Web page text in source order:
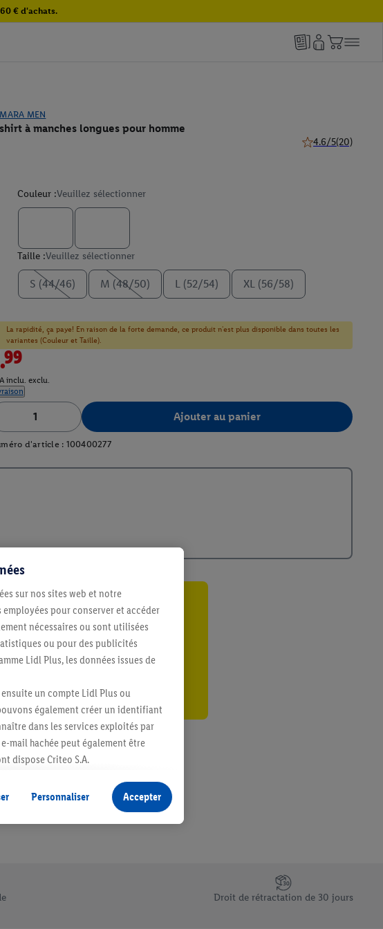
€ d'achats.
MEN
à manches longues pour homme
4.6/5(20)
Couleur :Veuillez sélectionner
Taille :Veuillez sélectionner
S (44/46) M (48/50) L (52/54) XL (56/58)
La rapidité, ça paye! En raison de la forte demande, ce produit n'est plus disponible dans toutes les
variantes (Couleur et Taille).
inclu. exclu.
Ajouter au panier
d'article : 100400277
courant
à la newsletter
Droit de rétractation de 30 jours
sur nos sites web et notre
pour conserver et accéder
nécessaires ou sont utilisées
ou pour des publicités
Lidl Plus, les données issues de
un compte Lidl Plus ou
également créer un identifiant
dans les services exploités par
mail hachée peut également être
dispose Criteo S.A.
webshop mais sans procéder à
de Lidl si plusieurs terminaux ou
hachée et, le cas échéant, d’autres
nécessaires. En cliquant sur
Vous trouverez de plus amples
Personnaliser Accepter